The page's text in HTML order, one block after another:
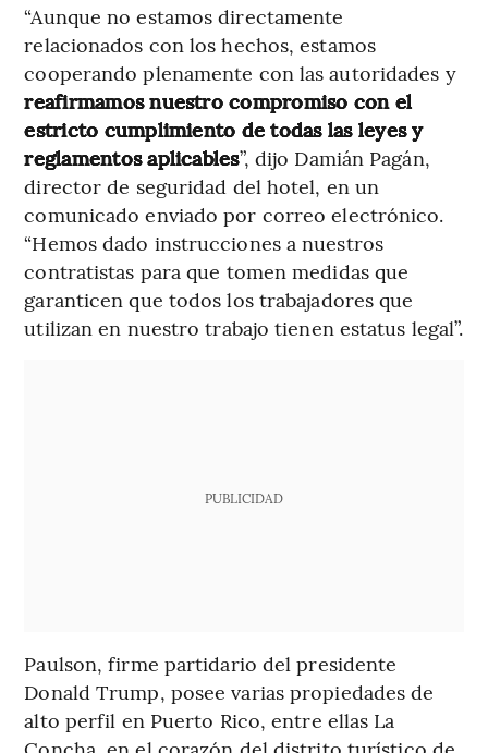
“Aunque no estamos directamente
relacionados con los hechos, estamos
cooperando plenamente con las autoridades y
reafirmamos nuestro compromiso con el
estricto cumplimiento de todas las leyes y
reglamentos aplicables”, dijo Damián Pagán,
director de seguridad del hotel, en un
comunicado enviado por correo electrónico.
“Hemos dado instrucciones a nuestros
contratistas para que tomen medidas que
garanticen que todos los trabajadores que
utilizan en nuestro trabajo tienen estatus legal”.
PUBLICIDAD
Paulson, firme partidario del presidente
Donald Trump, posee varias propiedades de
alto perfil en Puerto Rico, entre ellas La